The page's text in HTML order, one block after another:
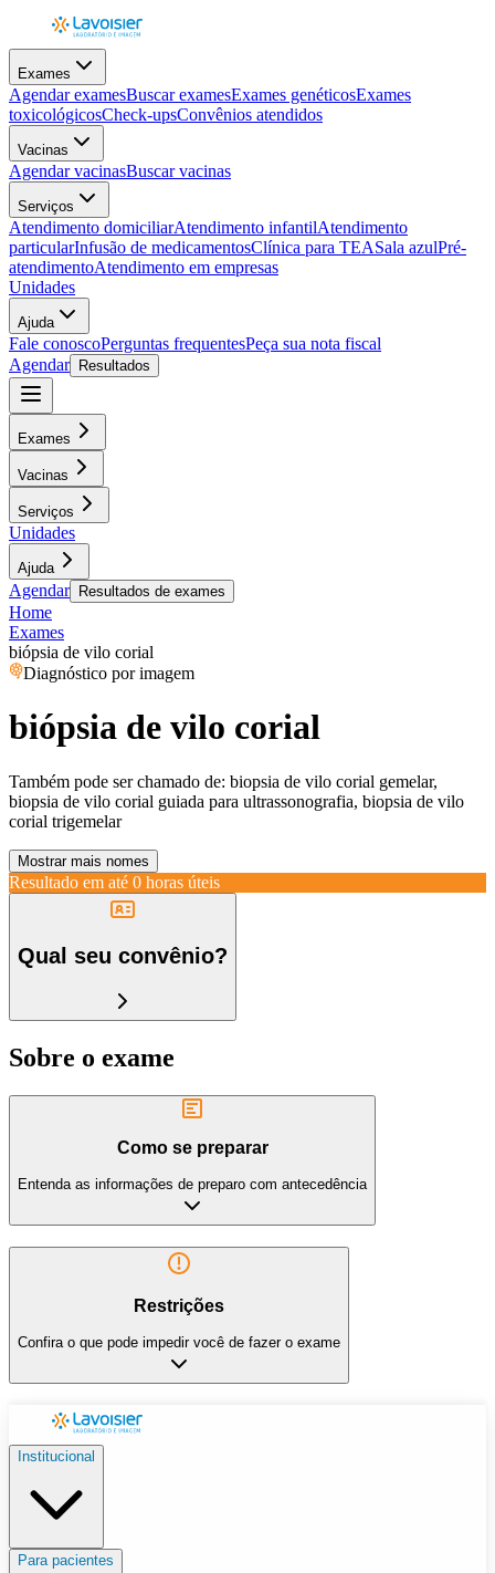
Exames
Agendar examesBuscar examesExames genéticosExames
toxicológicosCheck-upsConvênios atendidos
Vacinas
Agendar vacinasBuscar vacinas
Serviços
Atendimento domiciliarAtendimento infantilAtendimento
particularInfusão de medicamentosClínica para TEASala azulPré-
atendimentoAtendimento em empresas
Unidades
Ajuda
Fale conoscoPerguntas frequentesPeça sua nota fiscal
Agendar
Resultados
Exames
Vacinas
Serviços
Unidades
Ajuda
Agendar Resultados de exames
Home
Exames
biópsia de vilo corial
Diagnóstico por imagem
biópsia de vilo corial
Também pode ser chamado de: biopsia de vilo corial gemelar,
biopsia de vilo corial guiada para ultrassonografia, biopsia de vilo
corial trigemelar
Mostrar mais nomes
Resultado em até 0 horas úteis
Qual seu convênio?
Sobre o exame
Como se preparar
Entenda as informações de preparo com antecedência
Restrições
Confira o que pode impedir você de fazer o exame
Institucional
Para pacientes